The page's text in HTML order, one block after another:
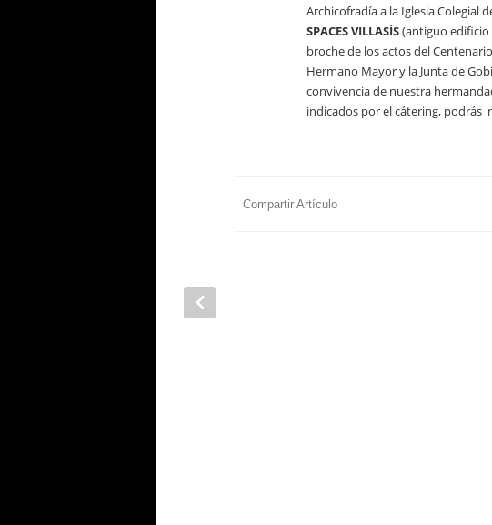
Archicofradía a la Iglesia Colegial
SPACES VILLASÍS(antiguo edificio
broche de los actos del
Hermano Mayor y la Junta de
convivencia de nuestra
indicados por el cátering, podrás
Compartir Artículo